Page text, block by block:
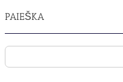
PAIEŠKA